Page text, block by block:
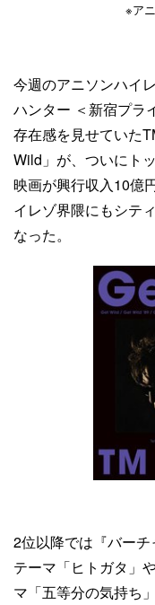
※ア
今週のアニソンハイ
ハンター ＜新宿プラ
存在感を見せていた
Wild」が、ついにト
映画が興行収入10億
イレゾ界隈にもシテ
なった。
2位以降では『バー
テーマ「ヒトガタ」
マ「五等分の気持ち